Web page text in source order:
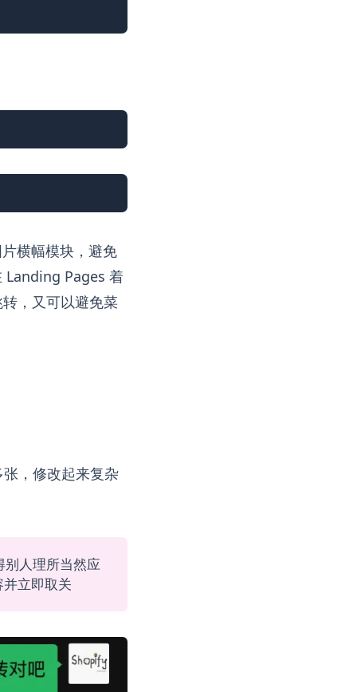
横幅模块，避免
Landing Pages 着
，又可以避免菜
，修改起来复杂
别人理所当然应
立即取关